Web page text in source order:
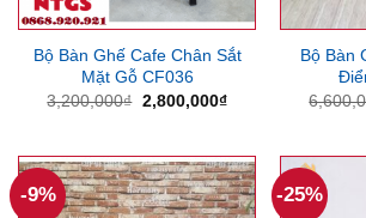
Bộ Bàn Ghế Cafe Chân Sắt
Mặt Gỗ CF036
3,200,000₫ Giá
2,800,000₫Giá
2,800,000₫.
Bộ Bàn
-9% -25%